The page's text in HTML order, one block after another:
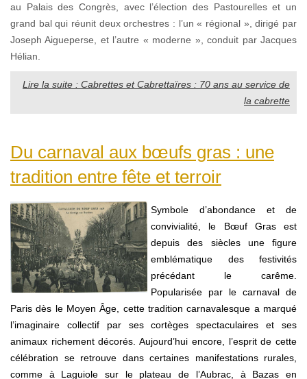
au Palais des Congrès, avec l’élection des Pastourelles et un
grand bal qui réunit deux orchestres : l’un « régional », dirigé par
Joseph Aigueperse, et l’autre « moderne », conduit par Jacques
Hélian.
Lire la suite : Cabrettes et Cabrettaïres : 70 ans au service de
la cabrette
Du carnaval aux bœufs gras : une
tradition entre fête et terroir
Symbole d’abondance et de
convivialité, le Bœuf Gras est
depuis des siècles une figure
emblématique des festivités
précédant le carême.
Popularisée par le carnaval de
Paris dès le Moyen Âge, cette tradition carnavalesque a marqué
l’imaginaire collectif par ses cortèges spectaculaires et ses
animaux richement décorés. Aujourd’hui encore, l’esprit de cette
célébration se retrouve dans certaines manifestations rurales,
comme à Laguiole sur le plateau de l’Aubrac, à Bazas en